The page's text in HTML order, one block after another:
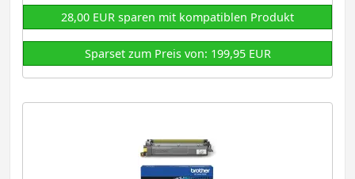
28,00 EUR sparen mit kompatiblen Produkt
Sparset zum Preis von: 199,95 EUR